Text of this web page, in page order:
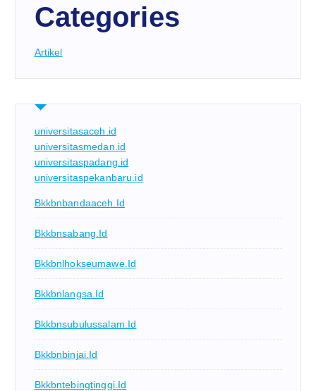
Categories
Artikel
universitasaceh.id
universitasmedan.id
universitaspadang.id
universitaspekanbaru.id
Bkkbnbandaaceh.id
Bkkbnsabang.id
Bkkbnlhokseumawe.id
Bkkbnlangsa.id
Bkkbnsubulussalam.id
Bkkbnbinjai.id
Bkkbntebingtinggi.id